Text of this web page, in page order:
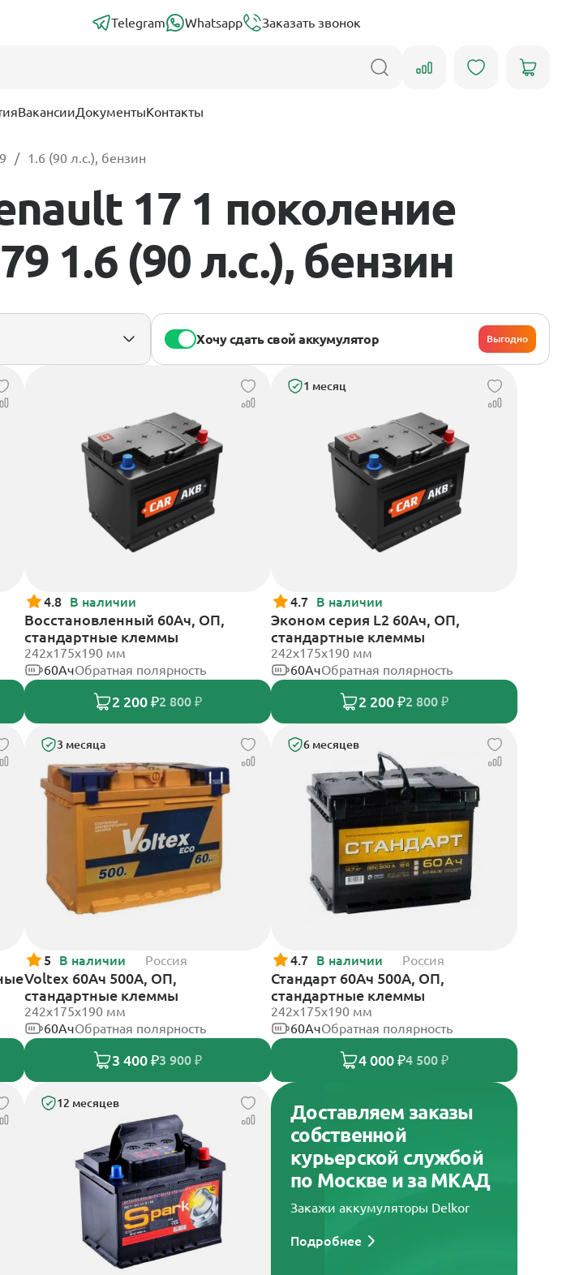
Telegram Whatsapp Заказать звонок
ВакансииДокументыКонтакты
1.6 (90 л.с.), бензин
17 1 поколение
1.6 (90 л.с.), бензин
Хочу сдать свой аккумулятор Выгодно
4.8 В наличии
Восстановленный 60Ач, ОП,
стандартные клеммы
242х175х190 мм
60АчОбратная полярность
2 200 ₽2 800 ₽
1 месяц
4.7 В наличии
Эконом серия L2 60Ач, ОП,
стандартные клеммы
242х175х190 мм
60АчОбратная полярность
2 200 ₽2 800 ₽
3 месяца
5 В наличии Россия
Voltex 60Ач 500А, ОП,
стандартные клеммы
242х175х190 мм
60АчОбратная полярность
3 400 ₽3 900 ₽
6 месяцев
4.7 В наличии Россия
Стандарт 60Ач 500А, ОП,
стандартные клеммы
242x175x190 мм
60АчОбратная полярность
4 000 ₽4 500 ₽
12 месяцев
Доставляем заказы
собственной
курьерской службой
по Москве и за МКАД
Закажи аккумуляторы Delkor
Подробнее